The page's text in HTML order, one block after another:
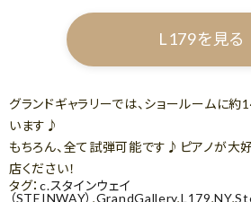
L179を見る
グランドギャラリーでは、ショールームに
います♪
もちろん、全て試弾可能です♪ピアノが大
店ください！
タグ：c.スタインウェイ
（STEINWAY） ,GrandGallery,L179,NY,